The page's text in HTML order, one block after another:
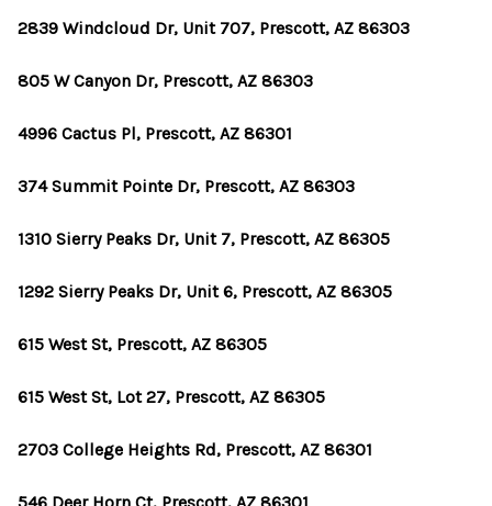
HOME VALUE
OUR TEAM
CAREERS
2839 Windcloud Dr, Unit 707, Prescott, AZ 86303
805 W Canyon Dr, Prescott, AZ 86303
4996 Cactus Pl, Prescott, AZ 86301
374 Summit Pointe Dr, Prescott, AZ 86303
1310 Sierry Peaks Dr, Unit 7, Prescott, AZ 86305
1292 Sierry Peaks Dr, Unit 6, Prescott, AZ 86305
615 West St, Prescott, AZ 86305
615 West St, Lot 27, Prescott, AZ 86305
2703 College Heights Rd, Prescott, AZ 86301